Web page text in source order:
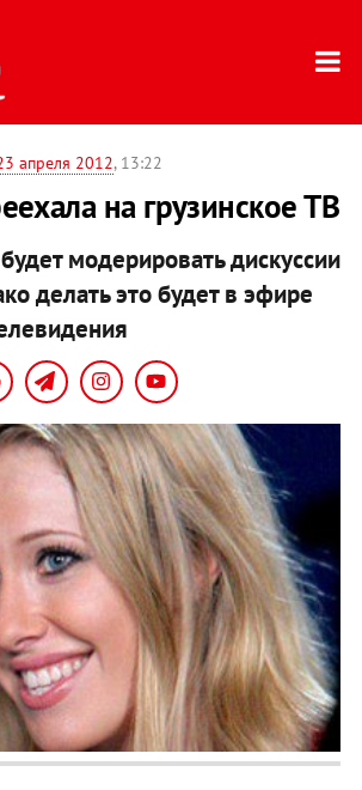
апреля 2012, 13:22
на грузинское ТВ
модерировать дискуссии
делать это будет в эфире